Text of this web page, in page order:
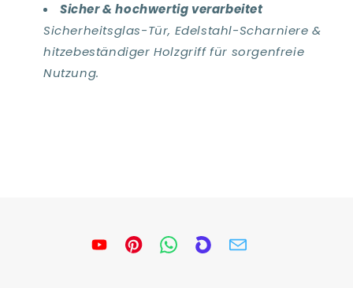
Sicher & hochwertig verarbeitet
Sicherheitsglas-Tür, Edelstahl-Scharniere &
hitzebeständiger Holzgriff für sorgenfreie
Nutzung.